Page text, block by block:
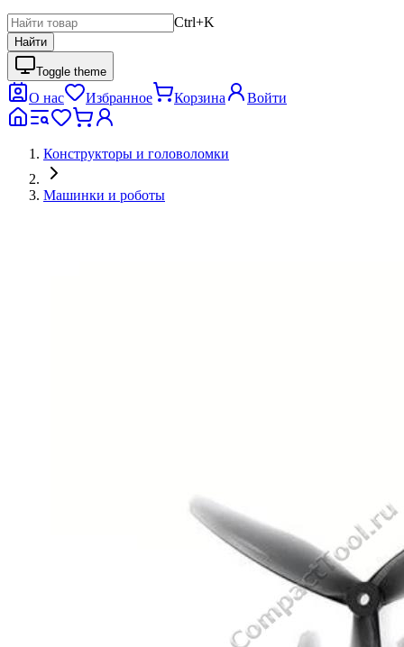
Ctrl+K
Найти
Toggle theme
О нас Избранное Корзина Войти
Конструкторы и головоломки
Машинки и роботы